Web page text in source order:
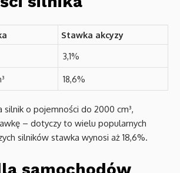
Stawka akcyzy
3,1%
18,6%
silnik o pojemności do 2000 cm³,
– dotyczy to wielu popularnych
silników stawka wynosi aż 18,6%.